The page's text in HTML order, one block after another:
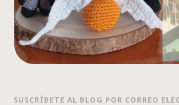
SUSCRÍBETE AL BLOG POR CORREO